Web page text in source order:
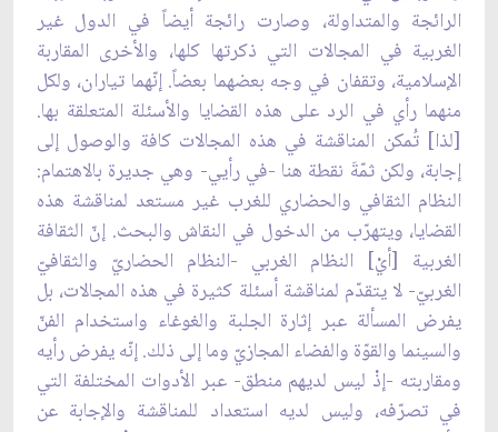
الرائجة والمتداولة، وصارت رائجة أيضاً في الدول غير
الغربية في المجالات التي ذكرتها كلها، والأخرى المقاربة
الإسلامية، وتقفان في وجه بعضهما بعضاً. إنّهما تياران، ولكل
منهما رأي في الرد على هذه القضايا والأسئلة المتعلقة بها.
[لذا] تُمكن المناقشة في هذه المجالات كافة والوصول إلى
إجابة، ولكن ثمّةَ نقطة هنا -في رأيي- وهي جديرة بالاهتمام:
النظام الثقافي والحضاري للغرب غير مستعد لمناقشة هذه
القضايا، ويتهرّب من الدخول في النقاش والبحث. إنّ الثقافة
الغربية [أيْ] النظام الغربي -النظام الحضاريّ والثقافيّ
الغربيّ- لا يتقدّم لمناقشة أسئلة كثيرة في هذه المجالات، بل
يفرض المسألة عبر إثارة الجلبة والغوغاء واستخدام الفنّ
والسينما والقوّة والفضاء المجازيّ وما إلى ذلك. إنّه يفرض رأيه
ومقاربته -إذْ ليس لديهم منطق- عبر الأدوات المختلفة التي
في تصرّفه، وليس لديه استعداد للمناقشة والإجابة عن